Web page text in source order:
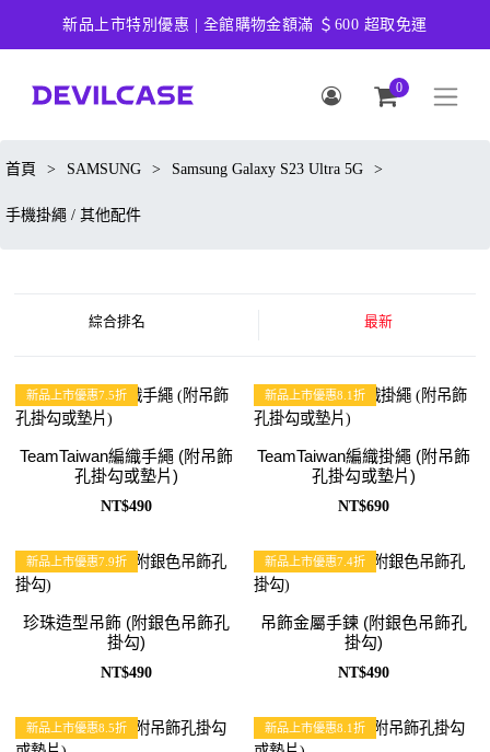
新品上市特別優惠 | 全館購物金額滿 ＄600 超取免運
0
首頁 > SAMSUNG > Samsung Galaxy S23 Ultra 5G >
手機掛繩 / 其他配件
綜合排名 最新
新品上市優惠7.5折
TeamTaiwan編織手繩 (附吊飾
孔掛勾或墊片)
NT$490
新品上市優惠8.1折
TeamTaiwan編織掛繩 (附吊飾
孔掛勾或墊片)
NT$690
新品上市優惠7.9折
珍珠造型吊飾 (附銀色吊飾孔
掛勾)
NT$490
新品上市優惠7.4折
吊飾金屬手鍊 (附銀色吊飾孔
掛勾)
NT$490
新品上市優惠8.5折 新品上市優惠8.1折